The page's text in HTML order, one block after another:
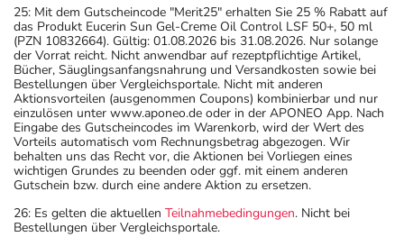
25: Mit dem Gutscheincode "Merit25" erhalten Sie 25 % Rabatt auf
das Produkt Eucerin Sun Gel-Creme Oil Control LSF 50+, 50 ml
(PZN 10832664). Gültig: 01.08.2026 bis 31.08.2026. Nur solange
der Vorrat reicht. Nicht anwendbar auf rezeptpflichtige Artikel,
Bücher, Säuglingsanfangsnahrung und Versandkosten sowie bei
Bestellungen über Vergleichsportale. Nicht mit anderen
Aktionsvorteilen (ausgenommen Coupons) kombinierbar und nur
einzulösen unter www.aponeo.de oder in der APONEO App. Nach
Eingabe des Gutscheincodes im Warenkorb, wird der Wert des
Vorteils automatisch vom Rechnungsbetrag abgezogen. Wir
behalten uns das Recht vor, die Aktionen bei Vorliegen eines
wichtigen Grundes zu beenden oder ggf. mit einem anderen
Gutschein bzw. durch eine andere Aktion zu ersetzen.
26: Es gelten die aktuellen Teilnahmebedingungen. Nicht bei
Bestellungen über Vergleichsportale.